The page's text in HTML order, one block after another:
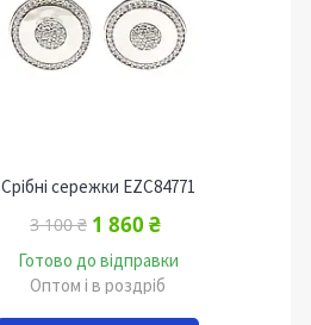
Срібні сережки EZC84771
3 100 ₴ 1 860 ₴
Готово до відправки
Оптом і в роздріб